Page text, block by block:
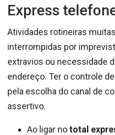
Express
Atividades rotineiras
interrompidas por
extravios ou necessidade
endereço. Ter o controle
pela escolha do canal de
assertivo.
Ao ligar nototal